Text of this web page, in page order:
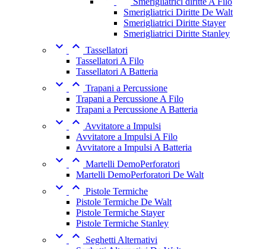
Smerigliatrici Diritte De Walt
Smerigliatrici Diritte Stayer
Smerigliatrici Diritte Stanley
  Tassellatori
Tassellatori A Filo
Tassellatori A Batteria
  Trapani a Percussione
Trapani a Percussione A Filo
Trapani a Percussione A Batteria
  Avvitatore a Impulsi
Avvitatore a Impulsi A Filo
Avvitatore a Impulsi A Batteria
  Martelli DemoPerforatori
Martelli DemoPerforatori De Walt
  Pistole Termiche
Pistole Termiche De Walt
Pistole Termiche Stayer
Pistole Termiche Stanley
 
Seghetti Alternativi